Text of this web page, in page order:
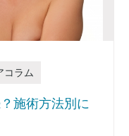
コラム
施術方法別に